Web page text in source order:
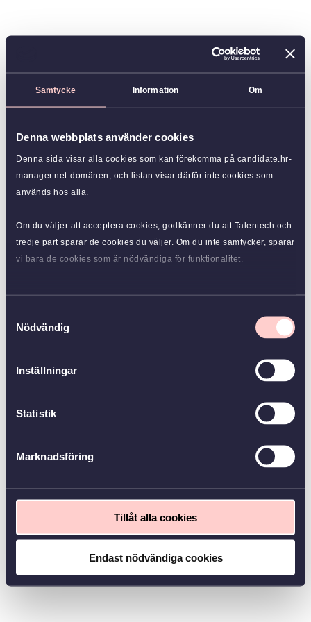
Samtycke Information Om
Denna webbplats använder cookies
Denna sida visar alla cookies som kan förekomma på candidate.hr-
manager.net-domänen, och listan visar därför inte cookies som
används hos alla.
Om du väljer att acceptera cookies, godkänner du att Talentech och
tredje part sparar de cookies du väljer. Om du inte samtycker, sparar
vi bara de cookies som är nödvändiga för funktionalitet.
Nödvändig
Inställningar
Statistik
Marknadsföring
Tillåt alla cookies
Endast nödvändiga cookies